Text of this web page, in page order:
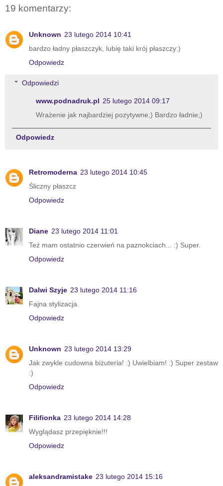
19 komentarzy:
Unknown 23 lutego 2014 10:41
bardzo ładny płaszczyk, lubię taki krój płaszczy:)
Odpowiedz
Odpowiedzi
www.podnadruk.pl 25 lutego 2014 09:17
Wrażenie jak najbardziej pozytywne;) Bardzo ładnie;)
Odpowiedz
Retromoderna 23 lutego 2014 10:45
Śliczny płaszcz
Odpowiedz
Diane 23 lutego 2014 11:01
Też mam ostatnio czerwień na paznokciach... :) Super.
Odpowiedz
Dalwi Szyje 23 lutego 2014 11:16
Fajna stylizacja.
Odpowiedz
Unknown 23 lutego 2014 13:29
Jak zwykle cudowna biżuteria! :) Uwielbiam! :) Super zestaw
:)
Odpowiedz
Filifionka 23 lutego 2014 14:28
Wyglądasz przepięknie!!!
Odpowiedz
aleksandramistake 23 lutego 2014 15:16